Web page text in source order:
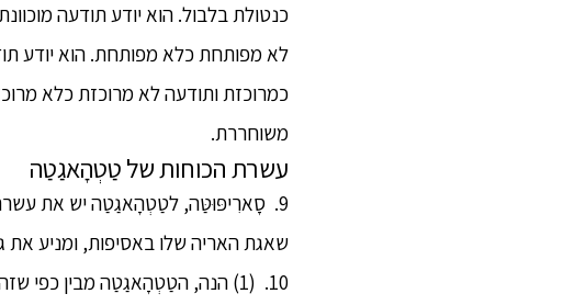
כנטולת בלבול. הוא יודע תודעה
לא מפותחת כלא מפותחת. הוא יודע
כמרוכזת ותודעה לא מרוכזת כלא
משוחררת.
עשרת הכוחות של טַטְהָאגַטַה
9. סָארִיפּוּטַּה, לטַטְהָאגַטַה יש את
שאגת האריה שלו באסיפות, ומניע את גלגל